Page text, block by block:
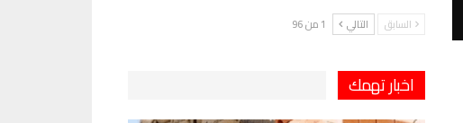
السابق التالي 1 من 96
اخبار تهمك